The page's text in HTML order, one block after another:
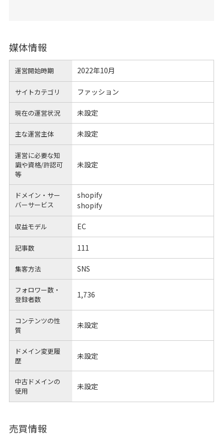
媒体情報
運営開始時期 2022年10月
サイトカテゴリ ファッション
現在の運営状況 未設定
主な運営主体 未設定
運営に必要な知
識や資格/許認可
等
未設定
ドメイン・サー
バーサービス
shopify
shopify
収益モデル EC
記事数 111
集客方法 SNS
フォロワー数・
登録者数
1,736
コンテンツの性
質
未設定
ドメイン変更履
歴
未設定
中古ドメインの
使用
未設定
売買情報